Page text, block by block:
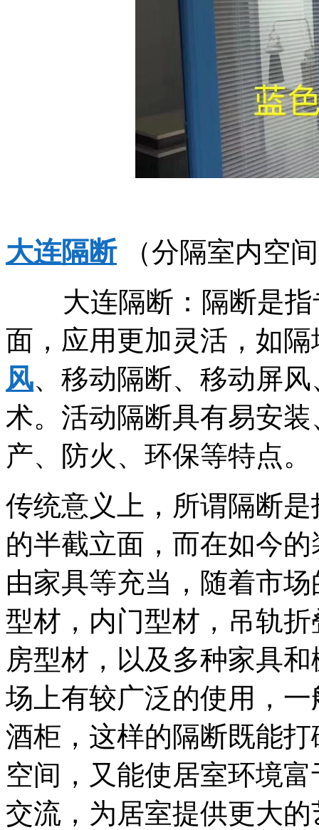
大连隔断（分隔室内空
大连隔断：隔断是指
面，应用更加灵活，如
风、移动隔断、移动屏
术。活动隔断具有易安
产、防火、环保等特点。
传统意义上，所谓隔断
的半截立面，而在如今
由家具等充当，随着市
型材，内门型材，吊轨
房型材，以及多种家具
场上有较广泛的使用，
酒柜，这样的隔断既能
空间，又能使居室环境
交流，为居室提供更大